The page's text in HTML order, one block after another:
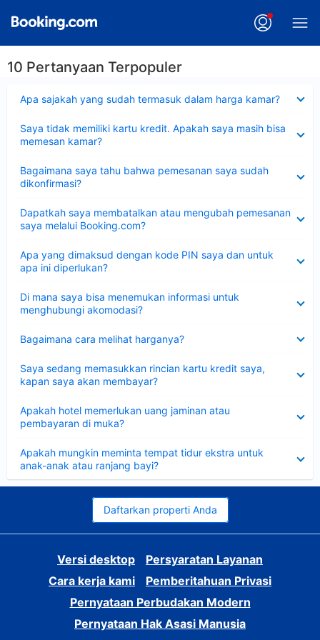
10 Pertanyaan Terpopuler
Apa sajakah yang sudah termasuk dalam harga kamar?
Saya tidak memiliki kartu kredit. Apakah saya masih bisa
memesan kamar?
Bagaimana saya tahu bahwa pemesanan saya sudah
dikonfirmasi?
Dapatkah saya membatalkan atau mengubah pemesanan
saya melalui Booking.com?
Apa yang dimaksud dengan kode PIN saya dan untuk
apa ini diperlukan?
Di mana saya bisa menemukan informasi untuk
menghubungi akomodasi?
Bagaimana cara melihat harganya?
Saya sedang memasukkan rincian kartu kredit saya,
kapan saya akan membayar?
Apakah hotel memerlukan uang jaminan atau
pembayaran di muka?
Apakah mungkin meminta tempat tidur ekstra untuk
anak-anak atau ranjang bayi?
Daftarkan properti Anda
Versi desktop
Persyaratan Layanan
Cara kerja kami
Pemberitahuan Privasi
Pernyataan Perbudakan Modern
Pernyataan Hak Asasi Manusia